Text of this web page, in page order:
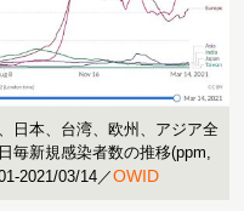
日本、台湾、欧州、アジア全
毎新規感染者数の推移(ppm,
2021/03/14／OWID